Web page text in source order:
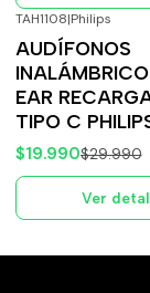
Agotado
TAH1108|Philips
AUDÍFONOS
EAR
TIPO C
$19.990$29.990
Ver